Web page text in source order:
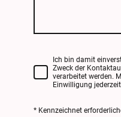
Ich bin damit
Zweck der
verarbeitet werden.
Einwilligung
* Kennzeichnet